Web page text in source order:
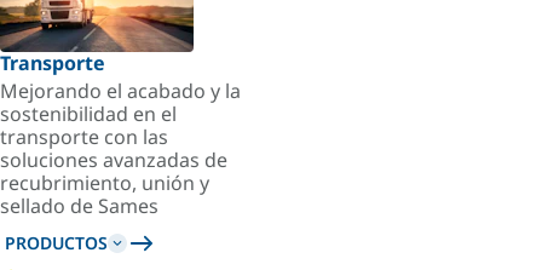
Transporte
Mejorando el acabado y la
sostenibilidad en el
transporte con las
soluciones avanzadas de
recubrimiento, unión y
sellado de Sames
PRODUCTOS